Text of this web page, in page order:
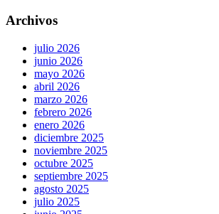
Archivos
julio 2026
junio 2026
mayo 2026
abril 2026
marzo 2026
febrero 2026
enero 2026
diciembre 2025
noviembre 2025
octubre 2025
septiembre 2025
agosto 2025
julio 2025